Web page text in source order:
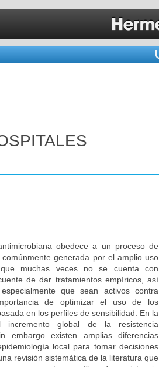
obedece a un proceso de
generada por el amplio uso
muchas veces no se cuenta con
de dar tratamientos empíricos, así
que sean activos contra
de optimizar el uso de los
en los perfiles de sensibilidad. En la
incremento global de la resistencia
embargo existen amplias diferencias
local para tomar decisiones
revisiòn sistemàtica de la literatura que